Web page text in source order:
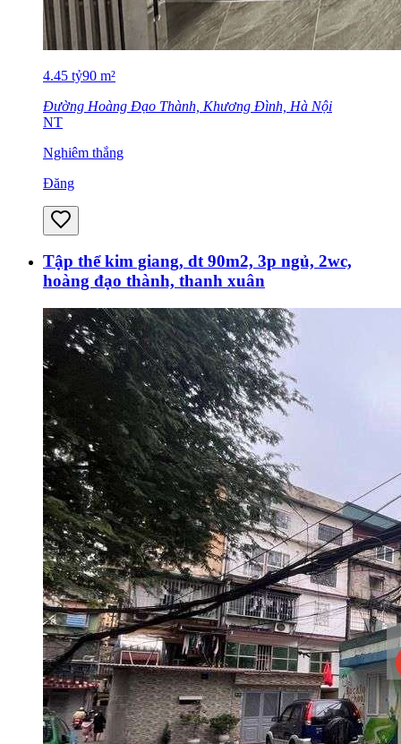
4.45 tỷ90 m²
Đường Hoàng Đạo Thành, Khương Đình, Hà Nội
NT
Nghiêm thắng
Đăng
Tập thể kim giang, dt 90m2, 3p ngủ, 2wc,
hoàng đạo thành, thanh xuân